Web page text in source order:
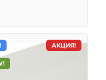
АКЦИЯ!